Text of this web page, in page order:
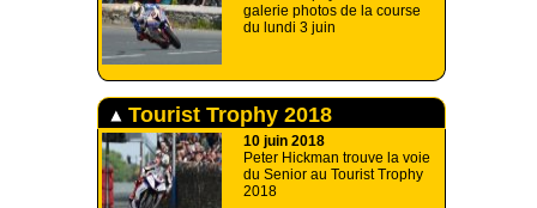
galerie photos de la course
du lundi 3 juin
Tourist Trophy 2018
10 juin 2018
Peter Hickman trouve la voie
du Senior au Tourist Trophy
2018